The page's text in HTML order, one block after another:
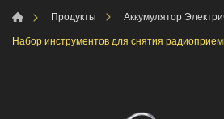
Продукты
Аккумулятор
Набор инструментов для снятия